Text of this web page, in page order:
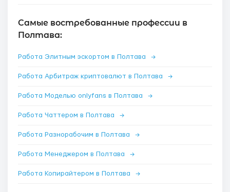
Самые востребованные профессии в
Полтава:
Работа Элитным эскортом в Полтава →
Работа Арбитраж криптовалют в Полтава →
Работа Моделью onlyfans в Полтава →
Работа Чаттером в Полтава →
Работа Разнорабочим в Полтава →
Работа Менеджером в Полтава →
Работа Копирайтером в Полтава →